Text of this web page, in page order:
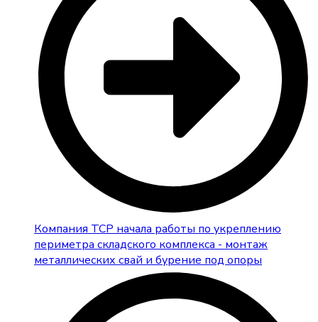
Компания ТСР начала работы по укреплению
периметра складского комплекса - монтаж
металлических свай и бурение под опоры